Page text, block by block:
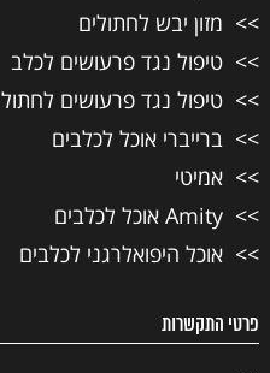
מזון יבש לחתולים
טיפול נגד פרעושים לכלב
טיפול נגד פרעושים לחתול
ברייברי אוכל לכלבים
אמיטי
Amity אוכל לכלבים
אוכל היפואלרגני לכלבים
פרטי התקשרות